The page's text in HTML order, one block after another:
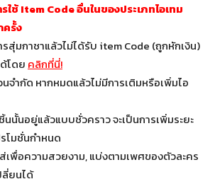
ใช้ Item Code อื่นในของประเภทไอเทม
ครั้ง
สุ่มกาชาแล้วไม่ได้รับ item Code (ถูกหักเงิน)
โดย คลิกที่นี่!
จำกัด หากหมดแล้วไม่มีการเติมหรือเพิ่มไอ
นนั้นอยู่แล้วแบบชั่วคราว จะเป็นการเพิ่มระยะ
โมชั่นกำหนด
เพื่อความสวยงาม, แบ่งตามเพศของตัวละคร
ลี่ยนได้